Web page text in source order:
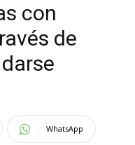
con
de
WhatsApp